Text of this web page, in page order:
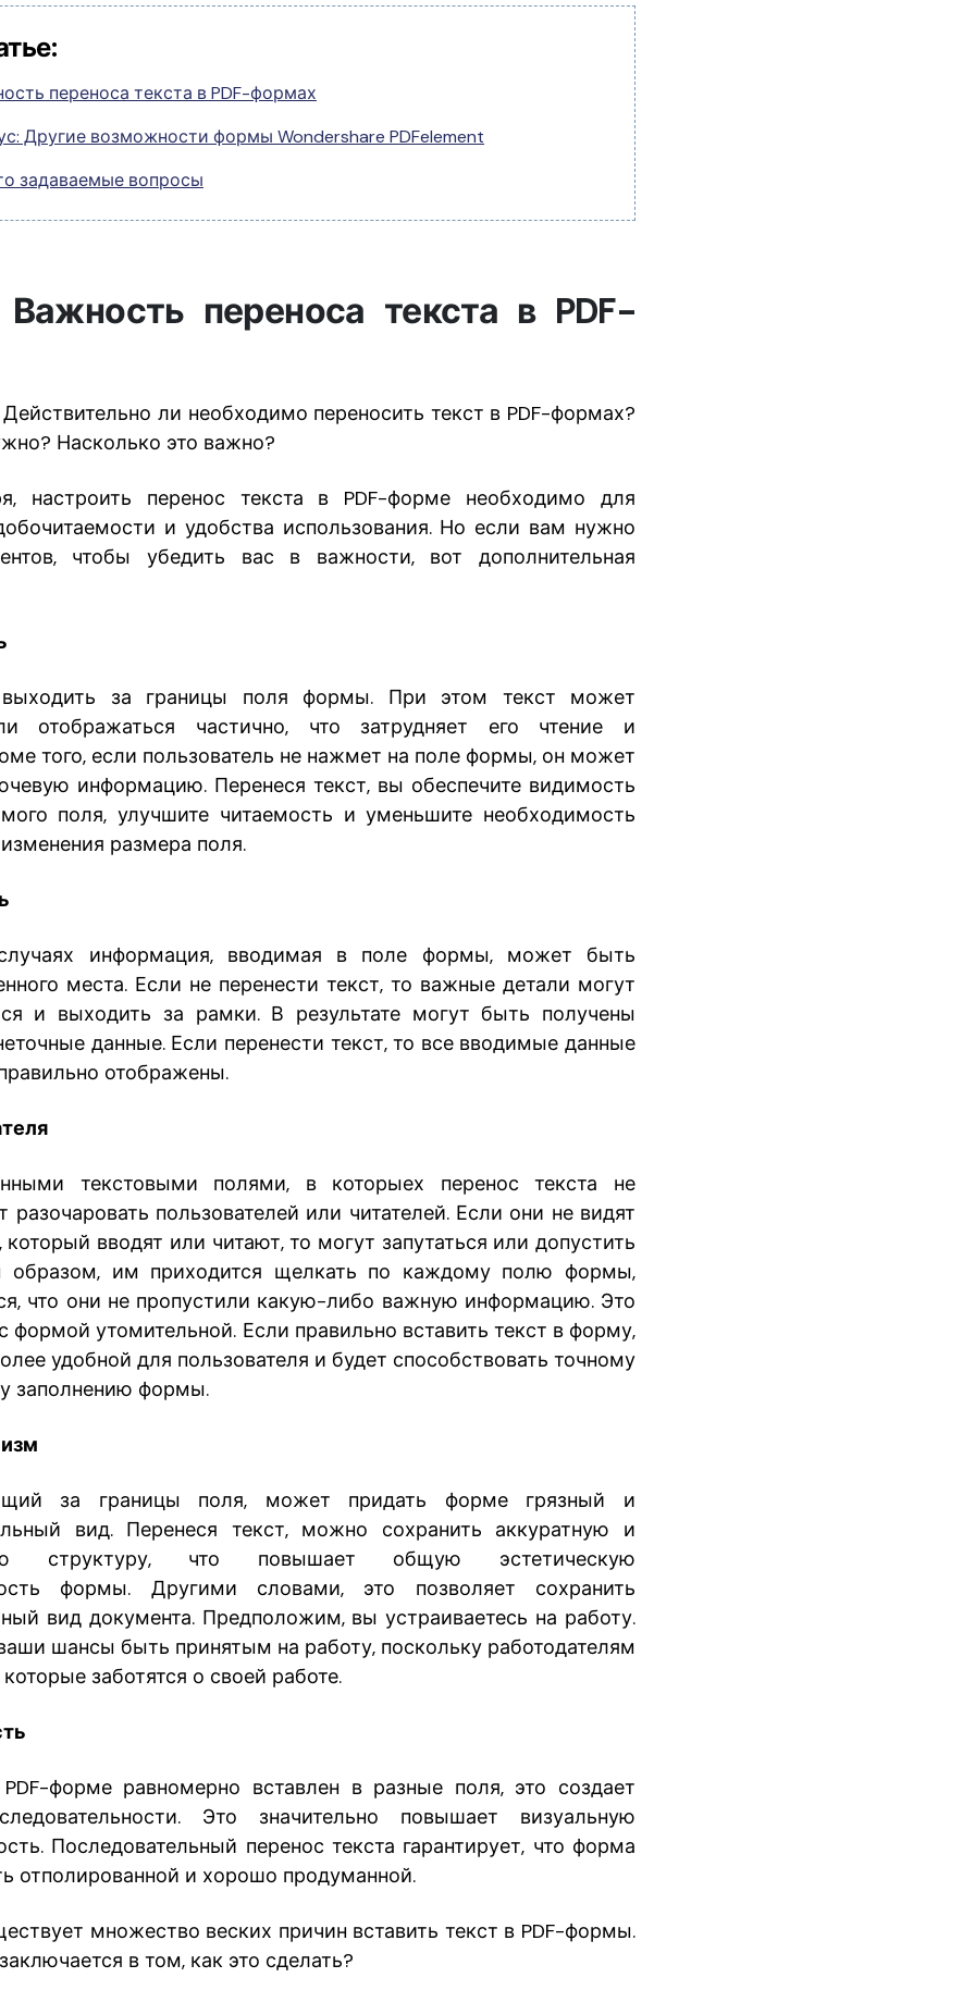
переноса текста в PDF-формах
Другие возможности формы Wondershare PDFelement
задаваемые вопросы
Важность переноса текста в PDF-
ли необходимо переносить текст в PDF-формах?
Насколько это важно?
настроить перенос текста в PDF-форме необходимо для
и удобства использования. Но если вам нужно
чтобы убедить вас в важности, вот дополнительная
за границы поля формы. При этом текст может
отображаться частично, что затрудняет его чтение и
того, если пользователь не нажмет на поле формы, он может
информацию. Перенеся текст, вы обеспечите видимость
поля, улучшите читаемость и уменьшите необходимость
размера поля.
информация, вводимая в поле формы, может быть
места. Если не перенести текст, то важные детали могут
и выходить за рамки. В результате могут быть получены
данные. Если перенести текст, то все вводимые данные
отображены.
текстовыми полями, в которыех перенос текста не
разочаровать пользователей или читателей. Если они не видят
который вводят или читают, то могут запутаться или допустить
образом, им приходится щелкать по каждому полю формы,
что они не пропустили какую-либо важную информацию. Это
формой утомительной. Если правильно вставить текст в форму,
удобной для пользователя и будет способствовать точному
заполнению формы.
за границы поля, может придать форме грязный и
вид. Перенеся текст, можно сохранить аккуратную и
структуру, что повышает общую эстетическую
формы. Другими словами, это позволяет сохранить
вид документа. Предположим, вы устраиваетесь на работу.
шансы быть принятым на работу, поскольку работодателям
заботятся о своей работе.
форме равномерно вставлен в разные поля, это создает
Это значительно повышает визуальную
Последовательный перенос текста гарантирует, что форма
отполированной и хорошо продуманной.
множество веских причин вставить текст в PDF-формы.
в том, как это сделать?